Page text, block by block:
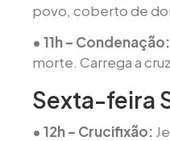
povo, coberto de
• 11h – Condenação:
morte. Carrega a
Sexta-feira
• 12h – Crucifixão: